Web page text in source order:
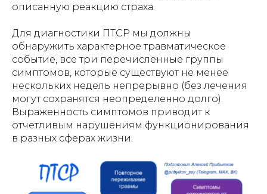
описанную реакцию страха.
Для диагностики ПТСР мы должны
обнаружить характерное травматическое
событие, все три перечисленные группы
симптомов, которые существуют не менее
нескольких недель непрерывно (без лечения
могут сохранятся неопределенно долго).
Выраженность симптомов приводит к
отчетливым нарушениям функционирования
в разных сферах жизни.